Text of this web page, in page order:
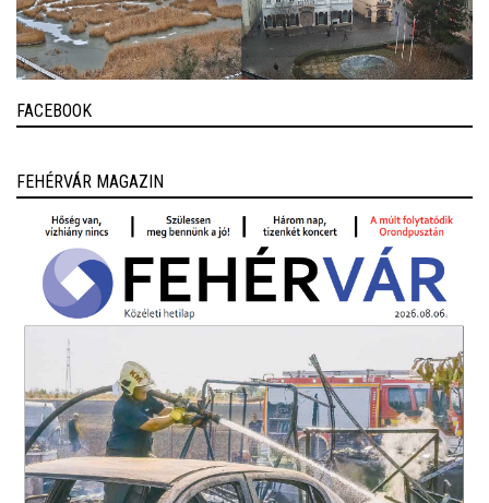
FACEBOOK
FEHÉRVÁR MAGAZIN